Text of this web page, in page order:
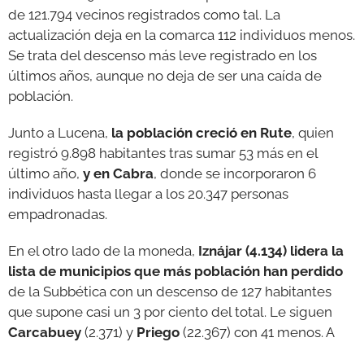
de 121.794 vecinos registrados como tal. La
actualización deja en la comarca 112 individuos menos.
Se trata del descenso más leve registrado en los
últimos años, aunque no deja de ser una caída de
población.
Junto a Lucena, la población creció en Rute, quien
registró 9.898 habitantes tras sumar 53 más en el
último año, y en Cabra, donde se incorporaron 6
individuos hasta llegar a los 20.347 personas
empadronadas.
En el otro lado de la moneda, Iznájar (4.134) lidera la
lista de municipios que más población han perdido
de la Subbética con un descenso de 127 habitantes
que supone casi un 3 por ciento del total. Le siguen
Carcabuey (2.371) y Priego (22.367) con 41 menos. A